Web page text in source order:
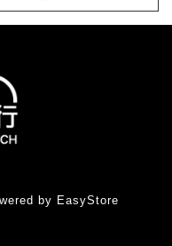
by EasyStore